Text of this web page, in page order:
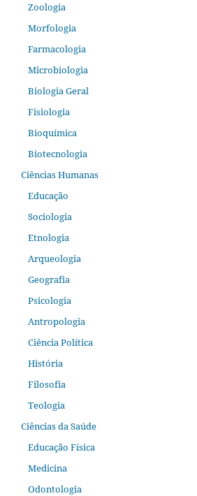
Zoologia
Morfologia
Farmacologia
Microbiologia
Biologia Geral
Fisiologia
Bioquímica
Biotecnologia
Ciências Humanas
Educação
Sociologia
Etnologia
Arqueologia
Geografia
Psicologia
Antropologia
Ciência Política
História
Filosofia
Teologia
Ciências da Saúde
Educação Física
Medicina
Odontologia